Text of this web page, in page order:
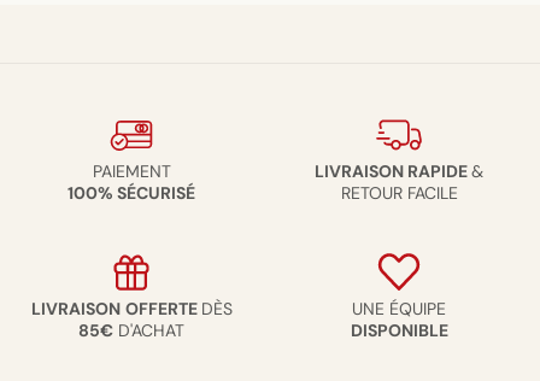
PAIEMENT
100% SÉCURISÉ
LIVRAISON RAPIDE&
RETOUR FACILE
LIVRAISON OFFERTE DÈS
85€ D'ACHAT
UNE ÉQUIPE
DISPONIBLE